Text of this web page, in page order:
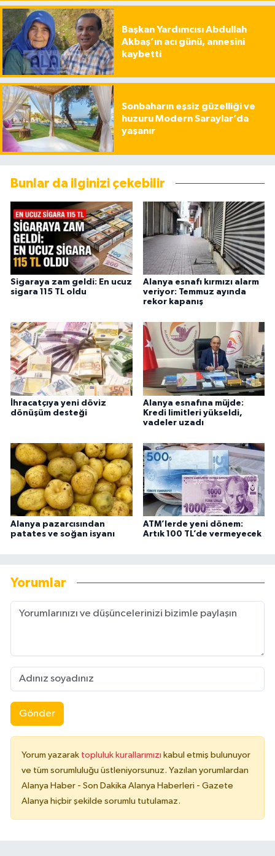
Başkan Yardımcısı Abdullah
Akbaş’ın acı günü, annesini
kaybetti
Sonbaharın eşsiz güzelliği ve
huzuru Modern Saraylar’da
yaşanır
Bunlar da ilginizi çekebilir
Sigaraya zam geldi: En ucuz
sigara 115 TL oldu
Alanya esnafı kırmızı alarm
veriyor: Temmuz ayında
rekor kapanış
İhracatçıya yeni döviz
dönüşüm desteği
Alanya esnafına müjde:
Kredi limitleri yükseldi,
vadeler uzadı
Alanya pazarcısından
patates ve soğan isyanı
ATM’lerde yeni dönem:
Artık 100 TL’de vermeyecek
Yorumlar
Gönder
Yorum yazarak topluluk kurallarımızı kabul etmiş bulunuyor
ve tüm sorumluluğu üstleniyorsunuz. Yazılan yorumlardan
Alanya Haber - Son Dakika Alanya Haberleri - Gazete
Alanya hiçbir şekilde sorumlu tutulamaz.